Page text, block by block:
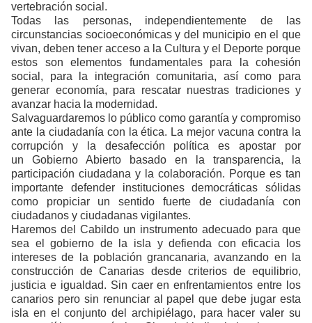
vertebración social.
Todas las personas, independientemente de las
circunstancias socioeconómicas y del municipio en el que
vivan, deben tener acceso a la Cultura y el Deporte porque
estos son elementos fundamentales para la cohesión
social, para la integración comunitaria, así como para
generar economía, para rescatar nuestras tradiciones y
avanzar hacia la modernidad.
Salvaguardaremos lo público como garantía y compromiso
ante la ciudadanía con la ética. La mejor vacuna contra la
corrupción y la desafección política es apostar por
un Gobierno Abierto basado en la transparencia, la
participación ciudadana y la colaboración. Porque es tan
importante defender instituciones democráticas sólidas
como propiciar un sentido fuerte de ciudadanía con
ciudadanos y ciudadanas vigilantes.
Haremos del Cabildo un instrumento adecuado para que
sea el gobierno de la isla y defienda con eficacia los
intereses de la población grancanaria, avanzando en la
construcción de Canarias desde criterios de equilibrio,
justicia e igualdad. Sin caer en enfrentamientos entre los
canarios pero sin renunciar al papel que debe jugar esta
isla en el conjunto del archipiélago, para hacer valer su